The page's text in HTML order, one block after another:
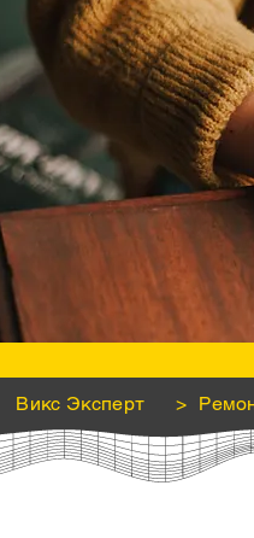
Викс Эксперт >